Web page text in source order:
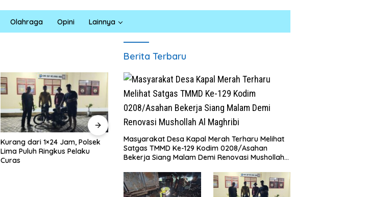
Olahraga Opini Lainnya
Kurang dari 1×24 Jam, Polsek
Lima Puluh Ringkus Pelaku
Curas
Satreskrim Polres Batu Bara
Ungkap Kasus Curat, Tiga
Pelaku Diamankan
Rumah Dibongkar Satgas
TMMD Ke-129 TA 2026 Kodim
0208/Asahan, Bapak Samsul
Rumah Layak Huni Segera
Terwujud
Berita Terbaru
Masyarakat Desa Kapal Merah Terharu Melihat
Satgas TMMD Ke-129 Kodim 0208/Asahan
Bekerja Siang Malam Demi Renovasi Mushollah